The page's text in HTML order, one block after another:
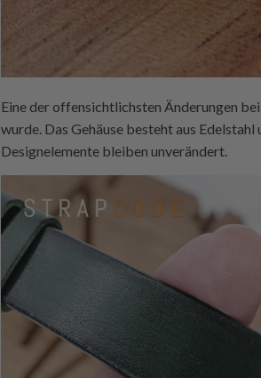
Eine der offensichtlichsten Änderungen
wurde. Das Gehäuse besteht aus
Designelemente bleiben unverändert.